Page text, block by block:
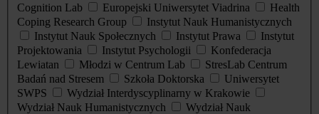
Cognition Lab
Europejski Uniwersytet Viadrina
Health
Coping Research Group
Instytut Nauk Humanistycznych
Instytut Nauk Społecznych
Instytut Prawa
Instytut
Projektowania
Instytut Psychologii
Konfederacja
Lewiatan
Młodzi w Centrum Lab
StresLab Centrum
Badań nad Stresem
Szkoła Doktorska
Uniwersytet
SWPS
Wydział Interdyscyplinarny w Krakowie
Wydział Nauk Humanistycznych
Wydział Nauk